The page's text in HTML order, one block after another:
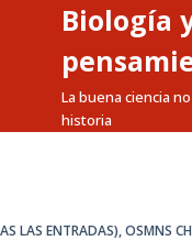
Biología
La buena ciencia
historia
LAS ENTRADAS),OSMNS